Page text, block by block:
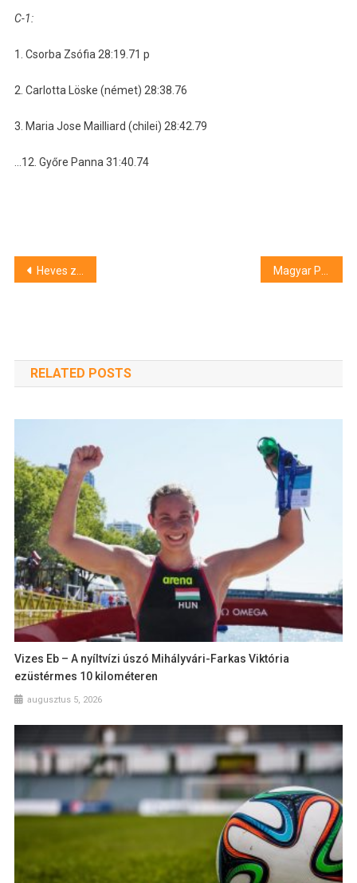
C-1:
1. Csorba Zsófia 28:19.71 p
2. Carlotta Löske (német) 28:38.76
3. Maria Jose Mailliard (chilei) 28:42.79
…12. Győre Panna 31:40.74
Bejegyzés
Heves zivatarokkal, jégesővel érkezik az év eddigi legmarkánsabb frontja
RELATED POSTS
Vizes Eb – A nyíltvízi úszó Mihályvári-Farkas Viktória
ezüstérmes 10 kilométeren
augusztus 5, 2026